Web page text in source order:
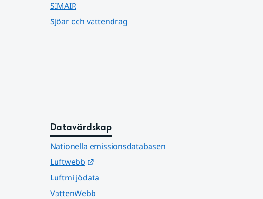
SIMAIR
Sjöar och vattendrag
Datavärdskap
Nationella emissionsdatabasen
Luftwebb
Länk till annan webbplats.
Luftmiljödata
VattenWebb